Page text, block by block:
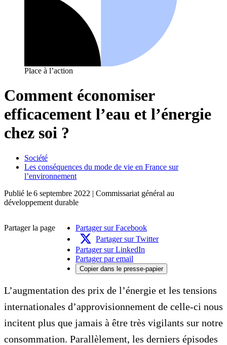
Place à l’action
Comment économiser
efficacement l’eau et l’énergie
chez soi ?
Société
Les conséquences du mode de vie en France sur
l’environnement
Publié le6 septembre 2022 | Commissariat général au
développement durable
Partager la page
Partager sur Facebook
Partager sur Twitter
Partager sur LinkedIn
Partager par email
Copier dans le presse-papier
L’augmentation des prix de l’énergie et les tensions
internationales d’approvisionnement de celle-ci nous
incitent plus que jamais à être très vigilants sur notre
consommation. Parallèlement, les derniers épisodes